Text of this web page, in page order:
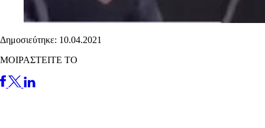
Δημοσιεύτηκε: 10.04.2021
ΜΟΙΡΑΣΤΕΙΤΕ ΤΟ